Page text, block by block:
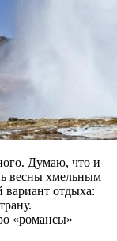
Думаю, что и
весны хмельным
отдыха:
«романсы»